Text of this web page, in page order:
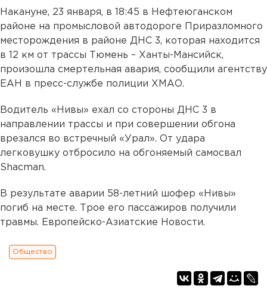
Накануне, 23 января, в 18:45 в Нефтеюганском
районе на промысловой автодороге Приразломного
месторождения в районе ДНС 3, которая находится
в 12 км от трассы Тюмень – Ханты-Мансийск,
произошла смертельная авария, сообщили агентству
ЕАН в пресс-службе полиции ХМАО.
Водитель «Нивы» ехал со стороны ДНС 3 в
направлении трассы и при совершении обгона
врезался во встречный «Урал». От удара
легковушку отбросило на обгоняемый самосвал
Shacman.
В результате аварии 58-летний шофер «Нивы»
погиб на месте. Трое его пассажиров получили
травмы. Европейско-Азиатские Новости.
Общество